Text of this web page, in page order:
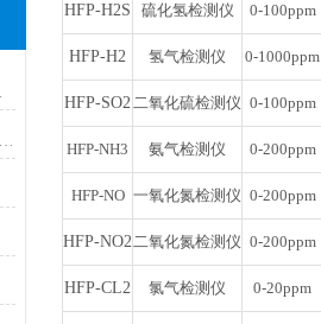
HFP-H2S 硫化氢检测仪 0-100ppm
HFP-H2 氢气检测仪 0-1000ppm
HFP-SO2二氧化硫检测仪 0-100ppm
HFP-NH3 氨气检测仪 0-200ppm
HFP-NO 一氧化氮检测仪 0-200ppm
HFP-NO2二氧化氮检测仪 0-200ppm
HFP-CL2 氯气检测仪 0-20ppm